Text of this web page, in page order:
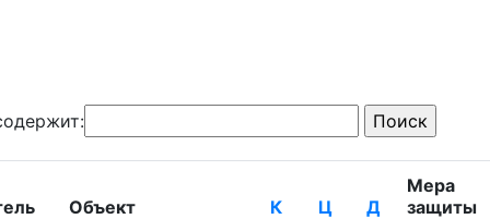
Объект К Ц Д
Мера
защиты